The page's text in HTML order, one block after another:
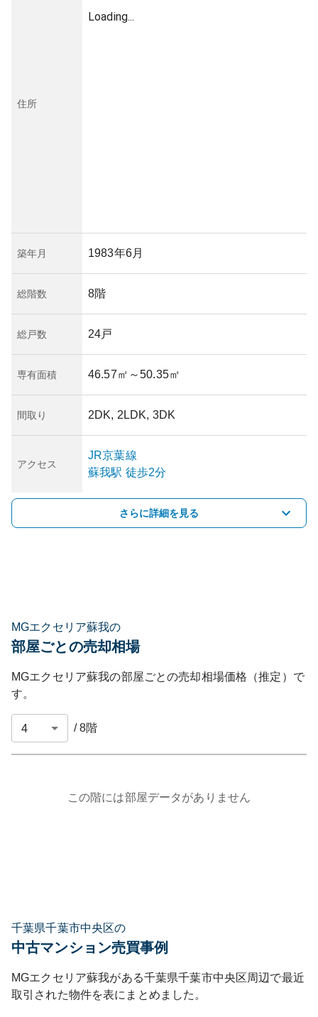
住所
Loading...
築年月 1983年6月
総階数 8階
総戸数 24戸
専有面積 46.57㎡ ～50.35㎡
間取り 2DK, 2LDK, 3DK
アクセス
JR京葉線
蘇我駅 徒歩2分
さらに詳細を見る
MGエクセリア蘇我の
部屋ごとの売却相場
MGエクセリア蘇我の部屋ごとの売却相場価格（推定）で
す。
/8階
この階には部屋データがありません
千葉県千葉市中央区の
中古マンション売買事例
MGエクセリア蘇我がある千葉県千葉市中央区周辺で最近
取引された物件を表にまとめました。